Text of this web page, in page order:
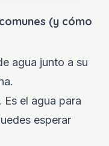
(y cómo
agua junto a su
Es el agua para
esperar